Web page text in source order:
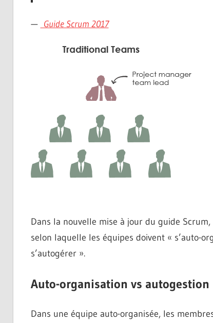
— Guide Scrum 2017
Dans la nouvelle mise à jour du guide
selon laquelle les équipes doivent « s’auto-
s’autogérer ».
Auto-organisation vs autogestion
Dans une équipe auto-organisée, les